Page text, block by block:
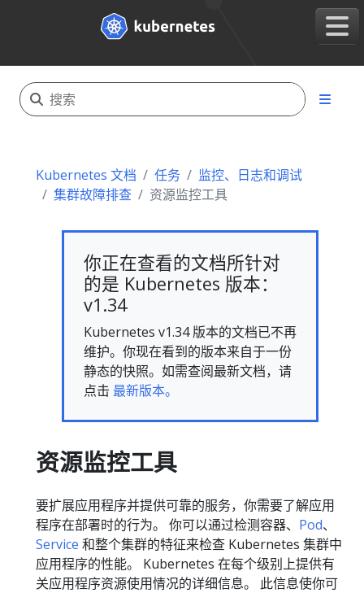
Kubernetes 文档 任务
监控、日志和调试
集群故障排查
资源监控工具
你正在查看的文档所针对
的是 Kubernetes 版本：
v1.34
Kubernetes v1.34 版本的文档已不再
维护。你现在看到的版本来自于一份
静态的快照。如需查阅最新文档，请
点击 最新版本。
资源监控工具
要扩展应用程序并提供可靠的服务，你需要了解应用
程序在部署时的行为。 你可以通过检测容器、 Pod、
Service 和整个集群的特征来检查 Kubernetes 集群中
应用程序的性能。 Kubernetes 在每个级别上提供有
关应用程序资源使用情况的详细信息。 此信息使你可